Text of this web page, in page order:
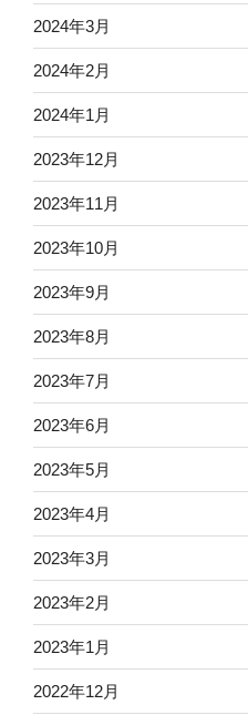
2024年3月
2024年2月
2024年1月
2023年12月
2023年11月
2023年10月
2023年9月
2023年8月
2023年7月
2023年6月
2023年5月
2023年4月
2023年3月
2023年2月
2023年1月
2022年12月